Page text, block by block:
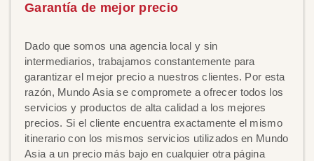
Garantía de mejor precio
Dado que somos una agencia local y sin
intermediarios, trabajamos constantemente para
garantizar el mejor precio a nuestros clientes. Por esta
razón, Mundo Asia se compromete a ofrecer todos los
servicios y productos de alta calidad a los mejores
precios. Si el cliente encuentra exactamente el mismo
itinerario con los mismos servicios utilizados en Mundo
Asia a un precio más bajo en cualquier otra página